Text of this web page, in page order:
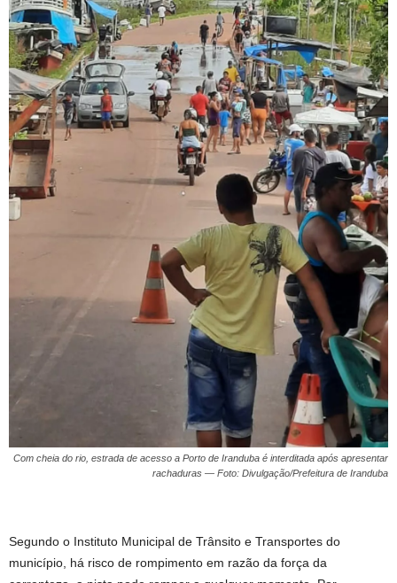
Com cheia do rio, estrada de acesso a Porto de Iranduba é interditada após apresentar
rachaduras — Foto: Divulgação/Prefeitura de Iranduba
Segundo o Instituto Municipal de Trânsito e Transportes do
município, há risco de rompimento em razão da força da